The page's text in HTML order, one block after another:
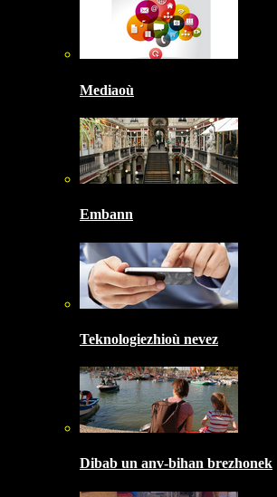
Mediaoù
Embann
Teknologiezhioù nevez
Dibab un anv-bihan brezhonek